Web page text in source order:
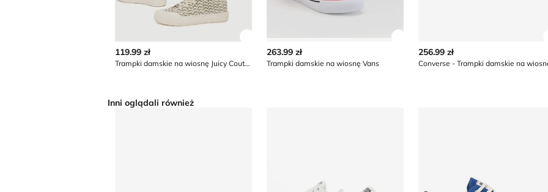
119.99 zł
Trampki damskie na wiosnę Juicy Couture
263.99 zł
Trampki damskie na wiosnę Vans
256.99 zł
Converse - Trampki damskie na
Inni oglądali również
Trampki damskie na wiosnę